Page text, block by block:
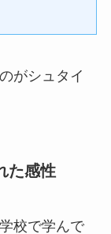
がシュタイ
た感性
校で学んで